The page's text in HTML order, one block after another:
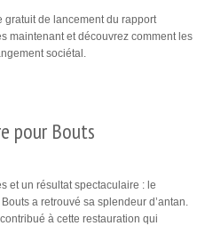
de lancement du rapport
maintenant et découvrez comment les
sociétal.
pour Bouts
et un résultat spectaculaire : le
a retrouvé sa splendeur d’antan.
à cette restauration qui